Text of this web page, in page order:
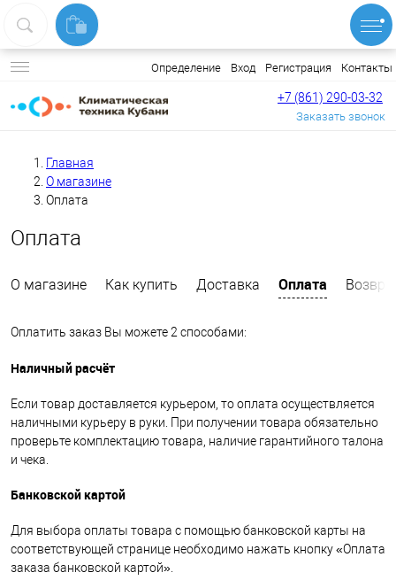
Определение Вход Регистрация Контакты
+7 (861) 290-03-32
Заказать звонок
Главная
О магазине
Оплата
Оплата
О магазине Как купить Доставка Оплата
Оплатить заказ Вы можете 2 способами:
Наличный расчёт
Если товар доставляется курьером, то оплата осуществляется
наличными курьеру в руки. При получении товара обязательно
проверьте комплектацию товара, наличие гарантийного талона
и чека.
Банковской картой
Для выбора оплаты товара с помощью банковской карты на
соответствующей странице необходимо нажать кнопку «Оплата
заказа банковской картой».